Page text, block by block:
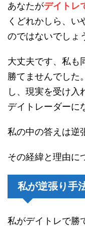
あなたがデイトレ
くどれかしら、い
のではないでしょ
大丈夫です、私も
勝てませんでした
し、現実を受け入
デイトレーダーに
私の中の答えは逆
その経緯と理由に
私が逆張り手
私がデイトレで勝